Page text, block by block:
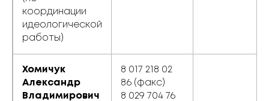
координации
идеологической
работы)
Хомичук
Александр
Владимирович
8 017 218 02
86 (факс)
8 029 704 76